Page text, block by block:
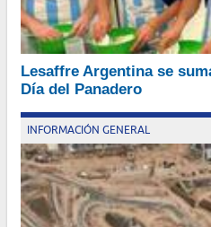
Es una empresa que ya tiene más
la panificación
Lesaffre Argentina se
Día del Panadero
INFORMACIÓN GENERAL